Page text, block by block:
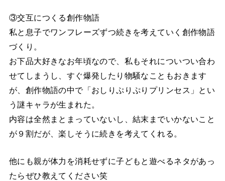
③交互につくる創作物語
私と息子でワンフレーズずつ続きを考えていく創作物語
づくり。
お下品大好きなお年頃なので、私もそれについつい合わ
せてしまうし、すぐ爆発したり物騒なこともおきます
が、創作物語の中で「おしりぷりぷりプリンセス」とい
う謎キャラが生まれた。
内容は全然まとまっていないし、結末までいかないこと
が９割だが、楽しそうに続きを考えてくれる。
他にも親が体力を消耗せずに子どもと遊べるネタがあっ
たらぜひ教えてください笑